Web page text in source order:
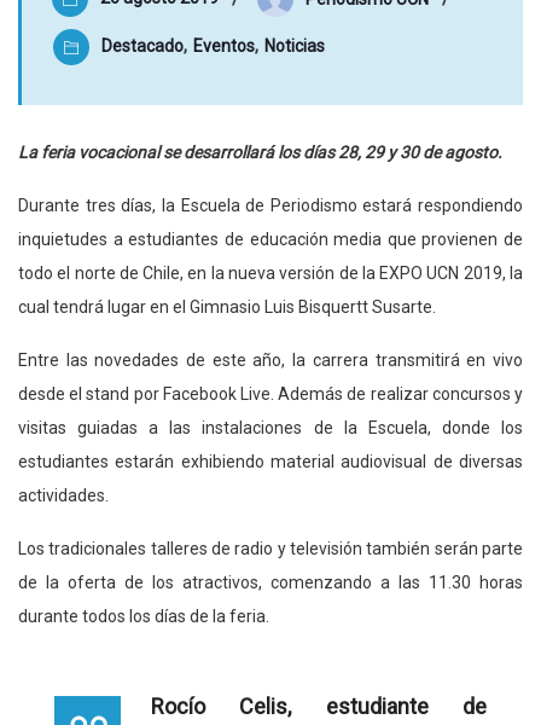
Destacado, Eventos, Noticias
La feria vocacional se desarrollará los días 28, 29 y 30 de agosto.
Durante tres días, la Escuela de Periodismo estará respondiendo
inquietudes a estudiantes de educación media que provienen de
todo el norte de Chile, en la nueva versión de la EXPO UCN 2019, la
cual tendrá lugar en el Gimnasio Luis Bisquertt Susarte.
Entre las novedades de este año, la carrera transmitirá en vivo
desde el stand por Facebook Live. Además de realizar concursos y
visitas guiadas a las instalaciones de la Escuela, donde los
estudiantes estarán exhibiendo material audiovisual de diversas
actividades.
Los tradicionales talleres de radio y televisión también serán parte
de la oferta de los atractivos, comenzando a las 11.30 horas
durante todos los días de la feria.
Rocío Celis, estudiante de